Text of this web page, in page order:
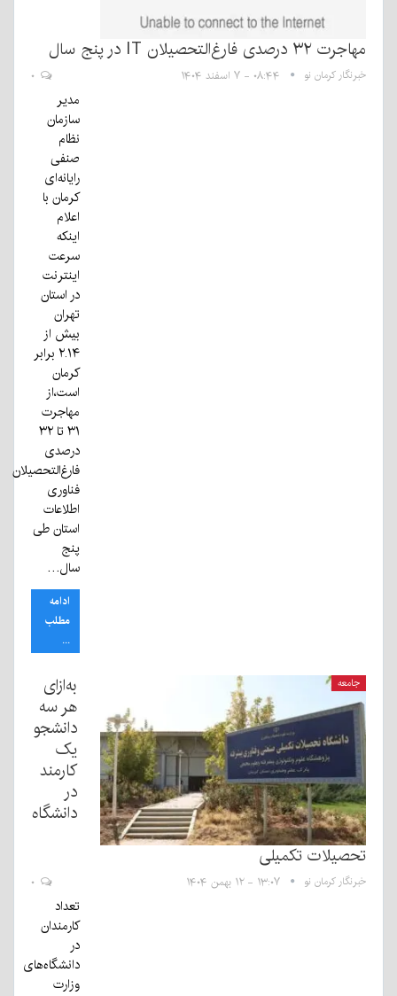
مهاجرت ۳۲ درصدی فارغ‌التحصیلان IT در پنج سال
خبرنگار کرمان نو ۰۸:۴۴ - ۷ اسفند ۱۴۰۴
مدیر
سازمان
نظام
صنفی
رایانه‌ای
کرمان با
اعلام
اینکه
سرعت
اینترنت
در استان
تهران
بیش از
۲.۱۴ برابر
کرمان
است،از
مهاجرت
۳۱ تا ۳۲
درصدی
فارغ‌التحصیلان
فناوری
اطلاعات
استان طی
پنج
سال…
ادامه
مطلب
...
جامعه
به‌ازای
هر سه
دانشجو
یک
کارمند
در
دانشگاه
تحصیلات تکمیلی
خبرنگار کرمان نو ۱۳:۰۷ - ۱۲ بهمن ۱۴۰۴
تعداد
کارمندان
در
دانشگاه‌های
وزارت